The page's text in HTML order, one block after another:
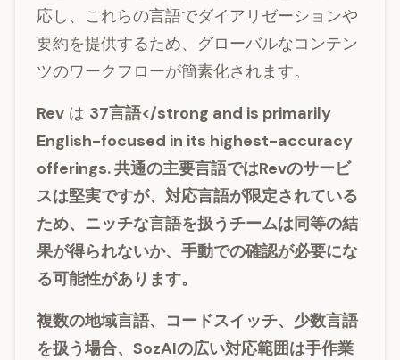
応し、これらの言語でダイアリゼーションや
要約を提供するため、グローバルなコンテン
ツのワークフローが簡素化されます。
Rev は 37言語</strong and is primarily
English-focused in its highest-accuracy
offerings. 共通の主要言語ではRevのサービ
スは堅実ですが、対応言語が限定されている
ため、ニッチな言語を扱うチームは同等の結
果が得られないか、手動での確認が必要にな
る可能性があります。
複数の地域言語、コードスイッチ、少数言語
を扱う場合、SozAIの広い対応範囲は手作業